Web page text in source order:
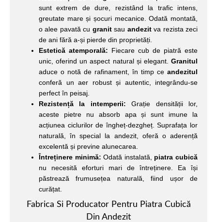
sunt extrem de dure, rezistând la trafic intens,
greutate mare și șocuri mecanice. Odată montată,
o alee pavată cu granitsau andezitva rezista zeci
de ani fără a-și pierde din proprietăți.
Estetică atemporală: Fiecare cub de piatră este
unic, oferind un aspect natural și elegant. Granitul
aduce o notă de rafinament, în timp ce andezitul
conferă un aer robust și autentic, integrându-se
perfect în peisaj.
Rezistență la intemperii: Grație densității lor,
aceste pietre nu absorb apa și sunt imune la
acțiunea ciclurilor de îngheț-dezgheț. Suprafața lor
naturală, în special la andezit, oferă o aderență
excelentă și previne alunecarea.
Întreținere minimă: Odată instalată, piatra cubică
nu necesită eforturi mari de întreținere. Ea își
păstrează frumusețea naturală, fiind ușor de
curățat.
Fabrica Si Producator Pentru Piatra Cubică
Din Andezit